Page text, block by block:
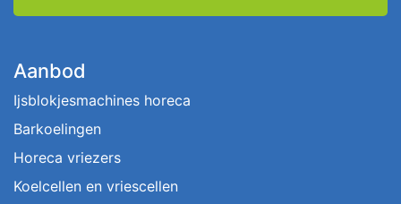
Aanbod
Ijsblokjesmachines horeca
Barkoelingen
Horeca vriezers
Koelcellen en vriescellen